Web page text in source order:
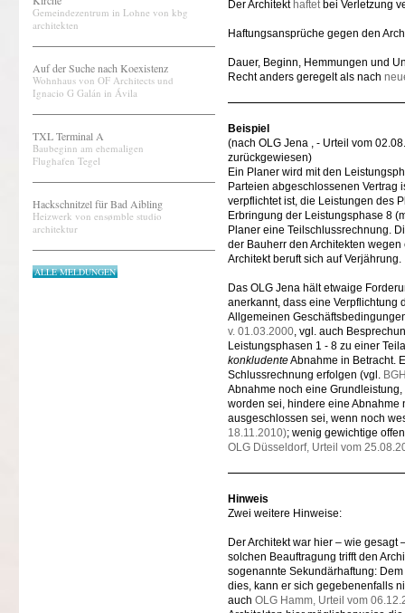
Gemeindezentrum in Lohne von kbg
architekten
Auf der Suche nach Koexistenz
Wohnhaus von OF Architects und
Ignacio G Galán in Ávila
TXL Terminal A
Baubeginn am ehemaligen
Flughafen Tegel
Hackschnitzel für Bad Aibling
Heizwerk von ensømble studio
architektur
ALLE MELDUNGEN
Der Architekt haftetbei Verletzung
Haftungsansprüche gegen den
Dauer, Beginn, Hemmungen und
Recht anders geregelt als nach
Beispiel
(nach OLG Jena , - Urteil vom
zurückgewiesen)
Ein Planer wird mit den
Parteien abgeschlossenen
verpflichtet ist, die Leistungen des
Erbringung der Leistungsphase 8
Planer eine Teilschlussrechnung.
der Bauherr den Architekten
Architekt beruft sich auf Verjährung.
Das OLG Jena hält etwaige
anerkannt, dass eine Verpflichtung
Allgemeinen
v. 01.03.2000, vgl. auch
Leistungsphasen 1 - 8 zu einer
konkludenteAbnahme in Betracht.
Schlussrechnung erfolgen (vgl.
Abnahme noch eine
worden sei, hindere eine Abnahme
ausgeschlossen sei, wenn noch
18.11.2010); wenig gewichtige
OLG Düsseldorf, Urteil vom
Hinweis
Zwei weitere Hinweise:
Der Architekt war hier – wie
solchen Beauftragung trifft den
sogenannte Sekundärhaftung:
dies, kann er sich gegebenenfalls
auch OLG Hamm, Urteil vom